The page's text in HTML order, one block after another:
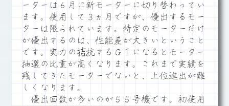
ーターは６月に新モーターに切り替わってい
ます。使用して３ヵ月ですが、優出するモー
ターは限られています。特定のモーターだけ
が優出するのは、性能差が大きいということ
です。実力の拮抗するＧⅠになるとモーター
抽選の比重が高くなります。これまで実績を
残してきたモーターでないと、上位進出が難
しくなります。
優出回数が多いのが５５号機です。初使用